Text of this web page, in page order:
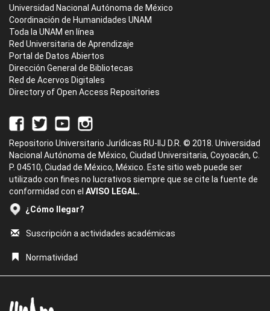
Universidad Nacional Autónoma de México
Coordinación de Humanidades UNAM
Toda la UNAM en línea
Red Universitaria de Aprendizaje
Portal de Datos Abiertos
Dirección General de Bibliotecas
Red de Acervos Digitales
Directory of Open Access Repositories
Repositorio Universitario Jurídicas RU-IIJ D.R. © 2018. Universidad
Nacional Autónoma de México, Ciudad Universitaria, Coyoacán, C.
P. 04510, Ciudad de México, México. Este sitio web puede ser
utilizado con fines no lucrativos siempre que se cite la fuente de
conformidad con el AVISO LEGAL.
¿Cómo llegar?
Suscripción a actividades académicas
Normatividad